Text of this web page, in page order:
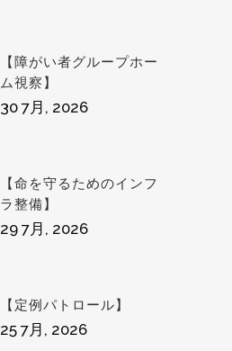
【障がい者グループホー
ム視察】
30 7月, 2026
【命を守るためのインフ
ラ整備】
29 7月, 2026
【定例パトロール】
25 7月, 2026